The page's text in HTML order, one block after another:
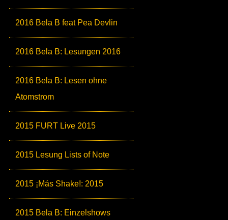
2016 Bela B feat Pea Devlin
2016 Bela B: Lesungen 2016
2016 Bela B: Lesen ohne
Atomstrom
2015 FURT Live 2015
2015 Lesung Lists of Note
2015 ¡Más Shake!: 2015
2015 Bela B: Einzelshows